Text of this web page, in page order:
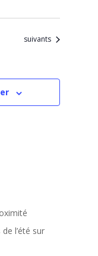
Évènements
suivants
l’été sur